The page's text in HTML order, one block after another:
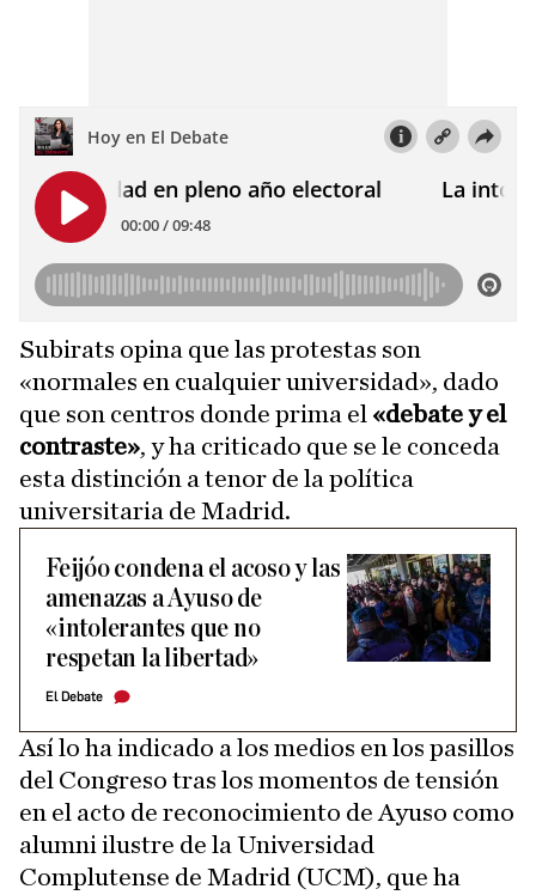
Subirats opina que las protestas son
«normales en cualquier universidad», dado
que son centros donde prima el «debate y el
contraste», y ha criticado que se le conceda
esta distinción a tenor de la política
universitaria de Madrid.
Feijóo condena el acoso y las
amenazas a Ayuso de
«intolerantes que no
respetan la libertad»
El Debate
Así lo ha indicado a los medios en los pasillos
del Congreso tras los momentos de tensión
en el acto de reconocimiento de Ayuso como
alumni ilustre de la Universidad
Complutense de Madrid (UCM), que ha